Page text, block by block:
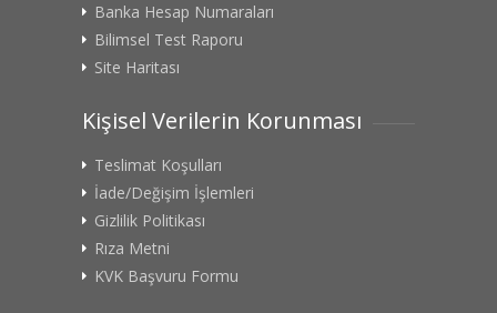
Banka Hesap Numaraları
Bilimsel Test Raporu
Site Haritası
Kişisel Verilerin Korunması
Teslimat Koşulları
İade/Değişim İşlemleri
Gizlilik Politikası
Rıza Metni
KVK Başvuru Formu